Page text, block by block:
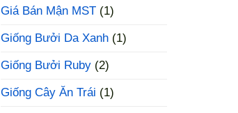
Giá Bán Mận MST (1)
Giống Bưởi Da Xanh (1)
Giống Bưởi Ruby (2)
Giống Cây Ăn Trái (1)